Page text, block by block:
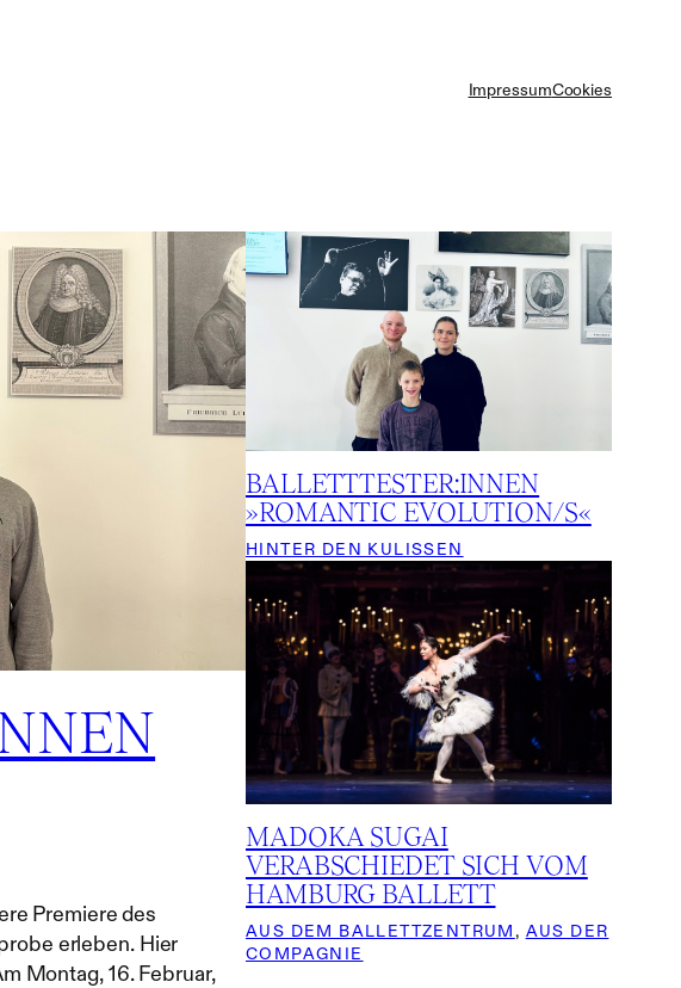
ImpressumCookies
Premiere des
erleben. Hier
Montag, 16. Februar,
BALLETTTESTER:INNEN
»ROMANTIC EVOLUTION/S«
HINTER DEN KULISSEN
MADOKA SUGAI
VERABSCHIEDET SICH VOM
HAMBURG BALLETT
AUS DEM BALLETTZENTRUM , AUS DER
COMPAGNIE